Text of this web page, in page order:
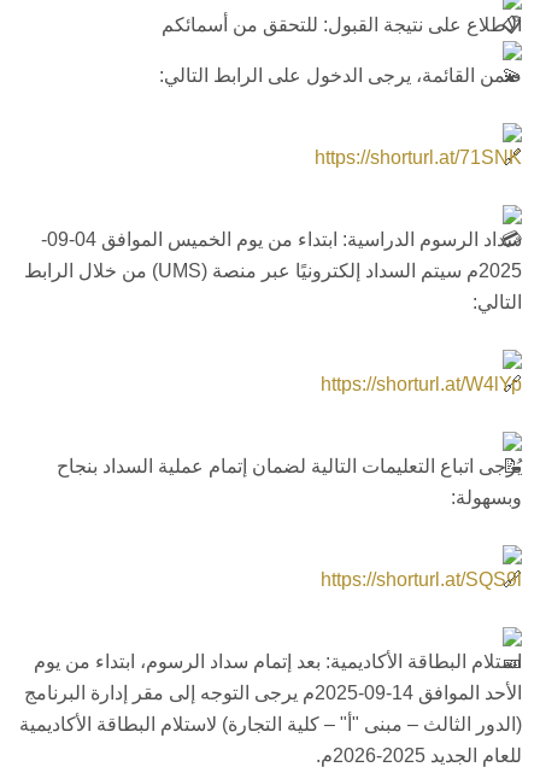
الاطلاع على نتيجة القبول: للتحقق من أسمائكم
ضمن القائمة، يرجى الدخول على الرابط التالي:
https://shorturl.at/71SNK
سداد الرسوم الدراسية: ابتداء من يوم الخميس الموافق 04-09-
2025م سيتم السداد إلكترونيًا عبر منصة (UMS) من خلال الرابط
التالي:
https://shorturl.at/W4lYp
يُرجى اتباع التعليمات التالية لضمان إتمام عملية السداد بنجاح
وبسهولة:
https://shorturl.at/SQS9l
استلام البطاقة الأكاديمية: بعد إتمام سداد الرسوم، ابتداء من يوم
الأحد الموافق 14-09-2025م يرجى التوجه إلى مقر إدارة البرنامج
(الدور الثالث – مبنى "أ" – كلية التجارة) لاستلام البطاقة الأكاديمية
للعام الجديد 2025-2026م.